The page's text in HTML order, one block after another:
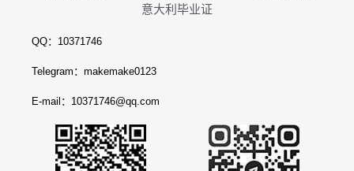
意大利毕业证
QQ：10371746
Telegram：makemake0123
E-mail：10371746@qq.com